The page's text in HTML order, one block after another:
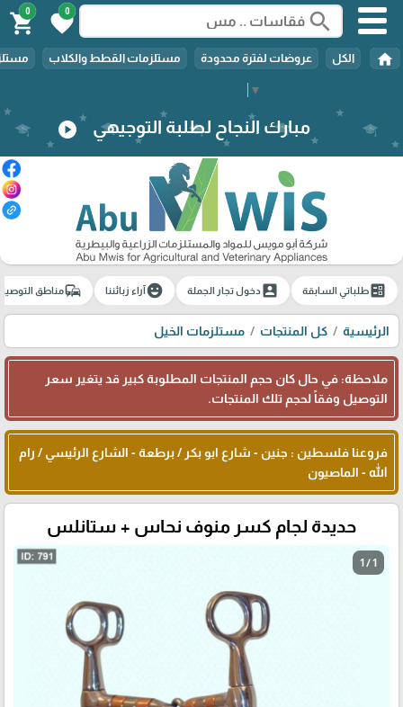
▼
search
0
favorite
0
shopping_cart
home الكل عروضات لفترة محدودة مستلزمات القطط والكلاب
مبارك النجاح لطلبة التوجيهي play_circle
ballotطلباتي السابقة account_boxدخول تجار الجملة emoji_emotionsآراء زبائننا commuteمناطق
الرئيسية كل المنتجات مستلزمات الخيل
ملاحظة: في حال كان حجم المنتجات المطلوبة كبير قد يتغير سعر
التوصيل وفقاً لحجم تلك المنتجات.
فروعنا فلسطين : جنين - شارع ابو بكر / برطعة - الشارع الرئيسي / رام
الله - الماصيون
حديدة لجام كسر منوف نحاس + ستانلس
1 / 1